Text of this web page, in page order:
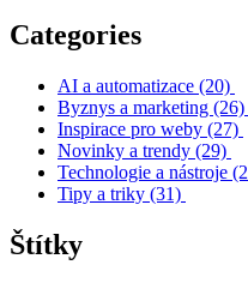
Categories
AI a automatizace (20)
Byznys a marketing (26)
Inspirace pro weby (27)
Novinky a trendy (29)
Technologie a nástroje
Tipy a triky (31)
Štítky